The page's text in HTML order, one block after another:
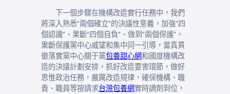
下一個步驟在機構改造實行任務中，我們
將深入熟悉“兩個確立”的決議性意義，加強“四
個認識”、果斷“四個自負”、做到“兩個保護”，
果斷保護黨中心威望和集中同一引導，當真貫
徹落實黨中心關于黨包養甜心網和國度機構改
造的決議計劃安排，抓好改造要害環節，做好
思惟政治任務，嚴厲改造規律，確保機構、職
責、職員等按請求台灣包養網實時調劑到位，